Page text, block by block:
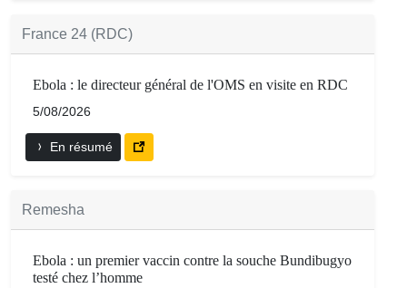
France 24 (RDC)
Ebola : le directeur général de l'OMS en visite en RDC
5/08/2026
En résumé
Remesha
Ebola : un premier vaccin contre la souche Bundibugyo
testé chez l’homme